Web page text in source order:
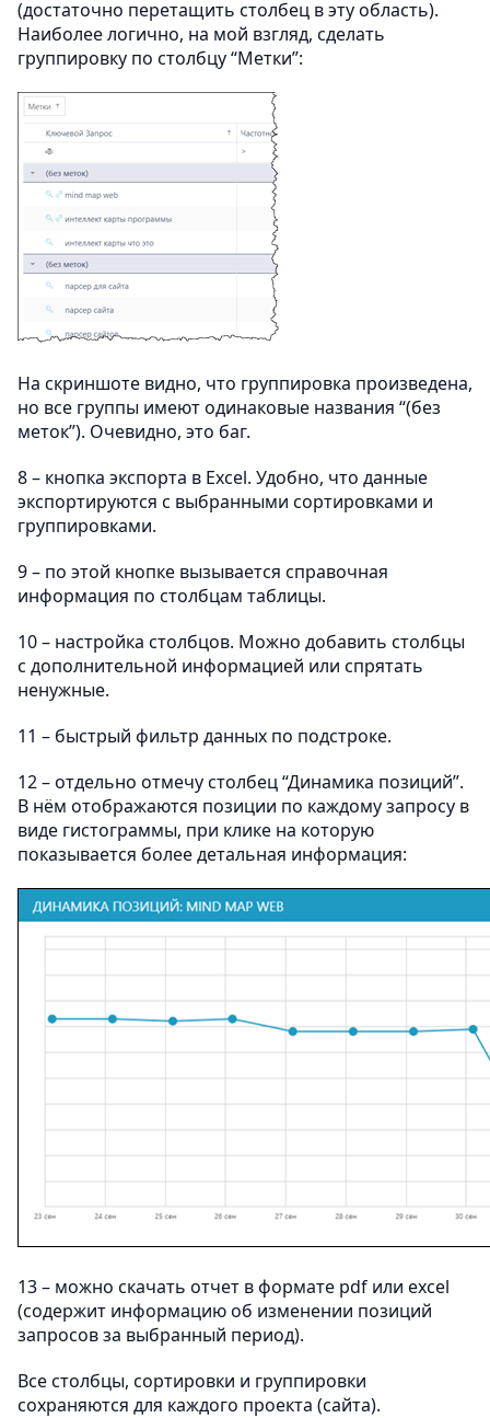
(достаточно перетащить столбец в эту область).
Наиболее логично, на мой взгляд, сделать
группировку по столбцу “Метки”:
На скриншоте видно, что группировка произведена,
но все группы имеют одинаковые названия “(без
меток”). Очевидно, это баг.
8 – кнопка экспорта в Excel. Удобно, что данные
экспортируются с выбранными сортировками и
группировками.
9 – по этой кнопке вызывается справочная
информация по столбцам таблицы.
10 – настройка столбцов. Можно добавить столбцы
с дополнительной информацией или спрятать
ненужные.
11 – быстрый фильтр данных по подстроке.
12 – отдельно отмечу столбец “Динамика позиций”.
В нём отображаются позиции по каждому запросу в
виде гистограммы, при клике на которую
показывается более детальная информация:
13 – можно скачать отчет в формате pdf или excel
(содержит информацию об изменении позиций
запросов за выбранный период).
Все столбцы, сортировки и группировки
сохраняются для каждого проекта (сайта).